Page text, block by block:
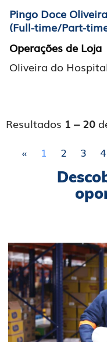
Pingo Doce
(Full-time/Part-
Operações de Loja
Oliveira do
Resultados 1 – 20
«
1 2 3 4